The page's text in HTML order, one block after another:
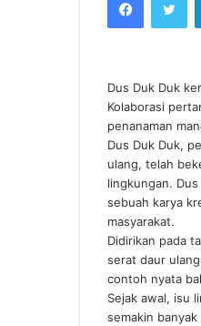
Dus Duk Duk
Kolaborasi
penanaman
Dus Duk Duk,
ulang, telah
lingkungan.
sebuah karya
masyarakat.
Didirikan pada
serat daur
contoh nyata
Sejak awal, isu
semakin